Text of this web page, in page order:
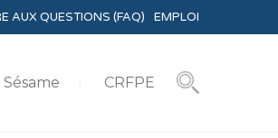
EMPLOI
AUX QUESTIONS (FAQ)
CRFPE